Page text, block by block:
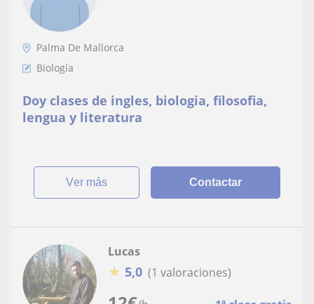
Palma De Mallorca
Biología
Doy clases de ingles, biologia, filosofia,
lengua y literatura
ver más Contactar
Lucas
★ 5,0 (1 valoraciones)